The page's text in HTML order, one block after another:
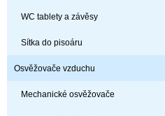
WC tablety a závěsy
Sítka do pisoáru
Osvěžovače vzduchu
Mechanické osvěžovače